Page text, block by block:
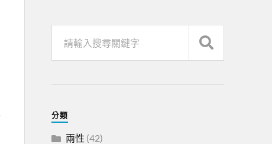
分類
兩性 (42)